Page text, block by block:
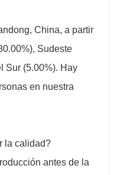
China, a partir
Sudeste
Sur (5.00%). Hay
en nuestra
la calidad?
antes de la